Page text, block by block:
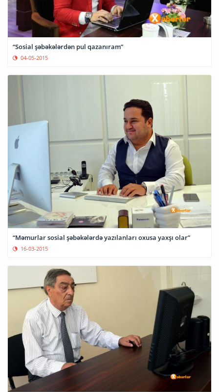
“Sosial şəbəkələrdən pul qazanıram”
04-05-2015
“Məmurlar sosial şəbəkələrdə yazılanları oxusa yaxşı olar”
16-03-2015